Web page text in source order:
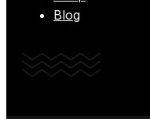
Blog